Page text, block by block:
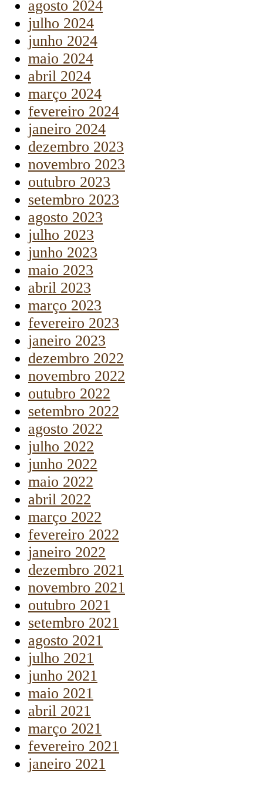
agosto 2024
julho 2024
junho 2024
maio 2024
abril 2024
março 2024
fevereiro 2024
janeiro 2024
dezembro 2023
novembro 2023
outubro 2023
setembro 2023
agosto 2023
julho 2023
junho 2023
maio 2023
abril 2023
março 2023
fevereiro 2023
janeiro 2023
dezembro 2022
novembro 2022
outubro 2022
setembro 2022
agosto 2022
julho 2022
junho 2022
maio 2022
abril 2022
março 2022
fevereiro 2022
janeiro 2022
dezembro 2021
novembro 2021
outubro 2021
setembro 2021
agosto 2021
julho 2021
junho 2021
maio 2021
abril 2021
março 2021
fevereiro 2021
janeiro 2021